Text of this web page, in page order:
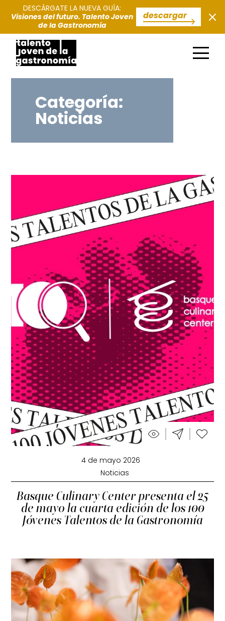
DESCÁRGATE LA NUEVA GUÍA:
Visiones del futuro. Talento Joven
de la Gastronomía
descargar
Categoría:
Noticias
4 de mayo 2026
Noticias
Basque Culinary Center presenta el 25
de mayo la cuarta edición de los 100
Jóvenes Talentos de la Gastronomía